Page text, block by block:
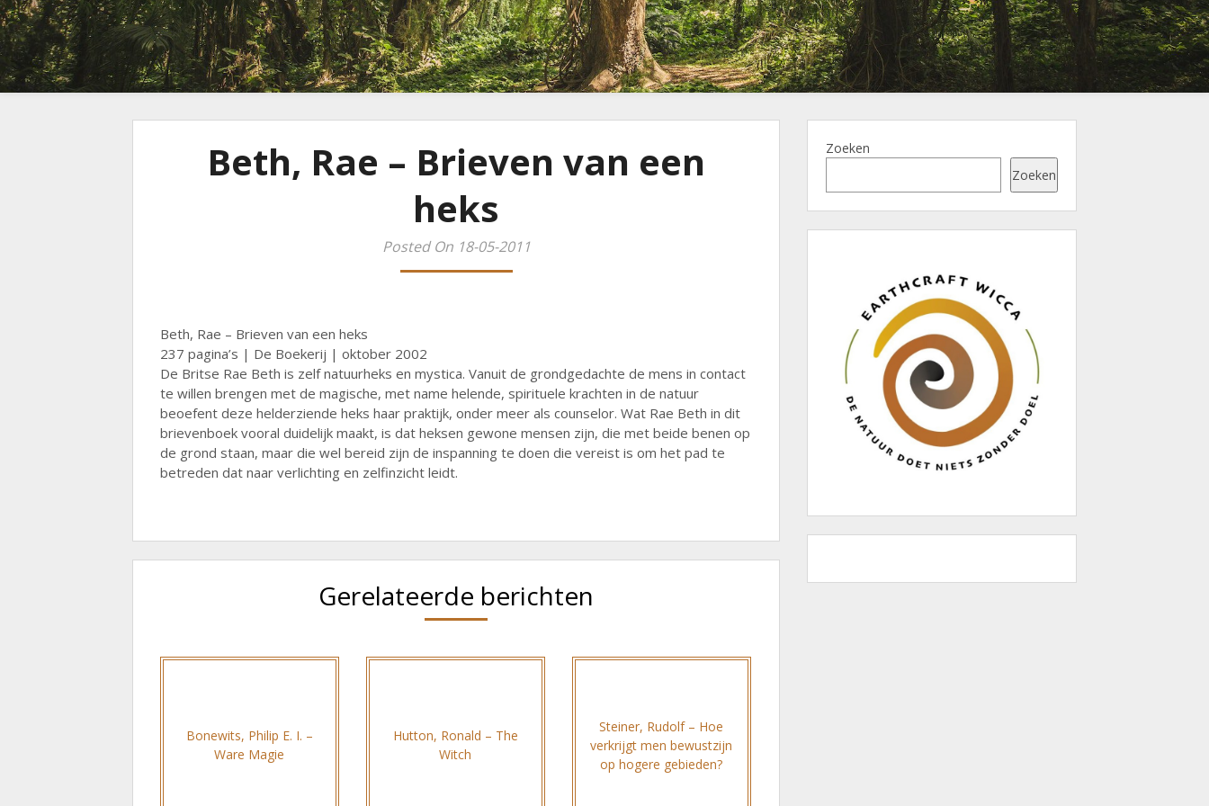
Beth, Rae – Brieven van een
heks
Posted On 18-05-2011
Beth, Rae – Brieven van een heks
237 pagina’s | De Boekerij | oktober 2002
De Britse Rae Beth is zelf natuurheks en mystica. Vanuit de grondgedachte de mens in contact
te willen brengen met de magische, met name helende, spirituele krachten in de natuur
beoefent deze helderziende heks haar praktijk, onder meer als counselor. Wat Rae Beth in dit
brievenboek vooral duidelijk maakt, is dat heksen gewone mensen zijn, die met beide benen op
de grond staan, maar die wel bereid zijn de inspanning te doen die vereist is om het pad te
betreden dat naar verlichting en zelfinzicht leidt.
Gerelateerde berichten
Bonewits, Philip E. I. –
Ware Magie
Hutton, Ronald – The
Witch
Steiner, Rudolf – Hoe
verkrijgt men bewustzijn
op hogere gebieden?
Zoeken
Zoeken